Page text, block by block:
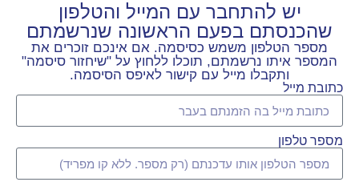
יש להתחבר עם המייל והטלפון
שהכנסתם בפעם הראשונה שנרשמתם
מספר הטלפון משמש כסיסמה. אם אינכם זוכרים את
המספר איתו נרשמתם, תוכלו ללחוץ על "שיחזור סיסמה"
ותקבלו מייל עם קישור לאיפס הסיסמה.
כתובת מייל
מספר טלפון